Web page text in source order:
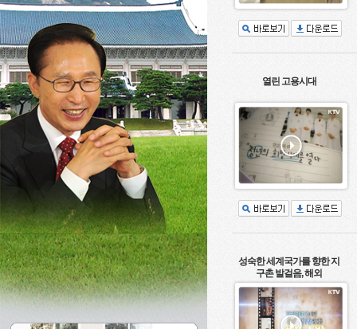
열린 고용시대
성숙한 세계국가를 향한 지
구촌 발걸음, 해외